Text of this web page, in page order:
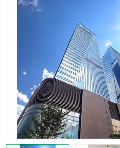
福田中心区写字楼租赁
罗湖水贝
龙华
宝安区